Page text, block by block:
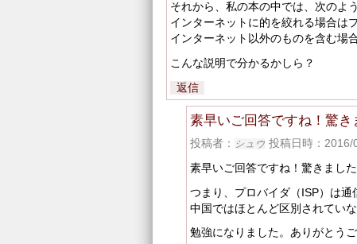
それから、私の本の中では、次のよ
インターネットに的を絞れる場合は
インターネット以外のものを含む場
こんな説明で分かるかしら？
返信
素早いご回答ですね！驚き
投稿者： シュウ 投稿日時：2016/
素早いご回答ですね！驚きました
つまり、プロバイダ（ISP）は
中国ではほとんど区別されてい
勉強になりました。ありがとうご